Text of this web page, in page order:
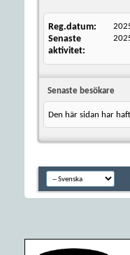
Reg.datum
Senaste
aktivitet
Senaste besökare
Den här sidan har haft